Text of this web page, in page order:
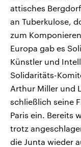
attisches
an Tuberkulose,
zum
Europa gab es
Künstler und
Solidaritäts-
Arthur Miller und
schließlich seine
Paris ein. Bereits
trotz
die Junta wieder